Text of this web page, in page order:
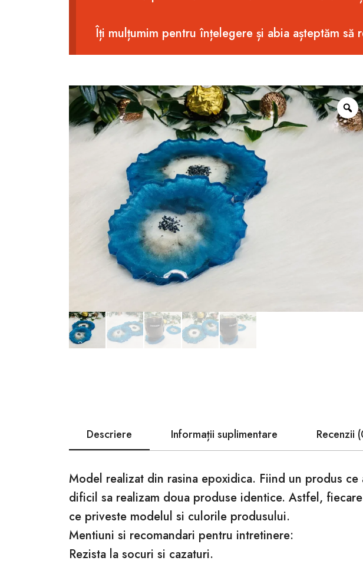
Îți mulțumim pentru înțelegere și abia așteptăm
Descriere Informații suplimentare Recenzii
Model realizat din rasina epoxidica. Fiind un produs
dificil sa realizam doua produse identice. Astfel,
ce priveste modelul si culorile produsului.
Mentiuni si recomandari pentru intretinere:
Rezista la socuri si cazaturi.